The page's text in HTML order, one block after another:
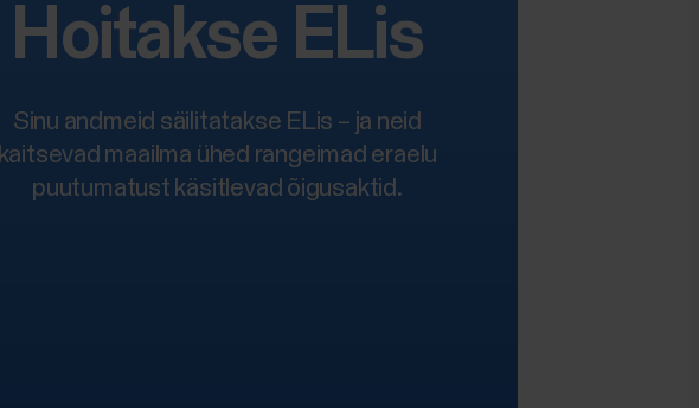
Hoitakse ELis
Sinu andmeid säilitatakse ELis – ja neid
kaitsevad maailma ühed rangeimad eraelu
puutumatust käsitlevad õigusaktid.